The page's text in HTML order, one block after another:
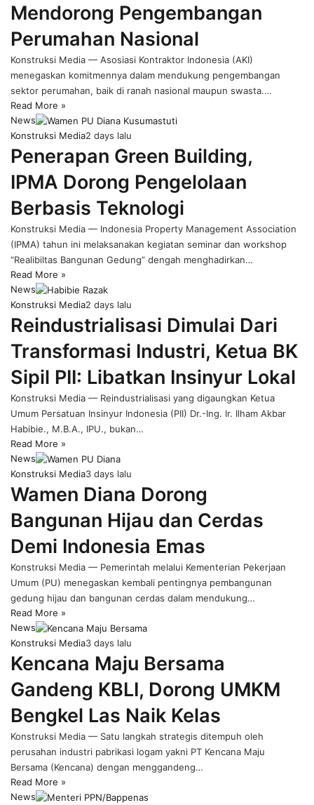
Mendorong Pengembangan
Perumahan Nasional
Konstruksi Media — Asosiasi Kontraktor Indonesia (AKI)
menegaskan komitmennya dalam mendukung pengembangan
sektor perumahan, baik di ranah nasional maupun swasta.…
Read More »
News
Konstruksi Media2 days lalu
Penerapan Green Building,
IPMA Dorong Pengelolaan
Berbasis Teknologi
Konstruksi Media — Indonesia Property Management Association
(IPMA) tahun ini melaksanakan kegiatan seminar dan workshop
“Realibiltas Bangunan Gedung” dengah menghadirkan…
Read More »
News
Konstruksi Media2 days lalu
Reindustrialisasi Dimulai Dari
Transformasi Industri, Ketua BK
Sipil PII: Libatkan Insinyur Lokal
Konstruksi Media — Reindustrialisasi yang digaungkan Ketua
Umum Persatuan Insinyur Indonesia (PII) Dr.-Ing. Ir. Ilham Akbar
Habibie., M.B.A., IPU., bukan…
Read More »
News
Konstruksi Media3 days lalu
Wamen Diana Dorong
Bangunan Hijau dan Cerdas
Demi Indonesia Emas
Konstruksi Media — Pemerintah melalui Kementerian Pekerjaan
Umum (PU) menegaskan kembali pentingnya pembangunan
gedung hijau dan bangunan cerdas dalam mendukung…
Read More »
News
Konstruksi Media3 days lalu
Kencana Maju Bersama
Gandeng KBLI, Dorong UMKM
Bengkel Las Naik Kelas
Konstruksi Media — Satu langkah strategis ditempuh oleh
perusahan industri pabrikasi logam yakni PT Kencana Maju
Bersama (Kencana) dengan menggandeng…
Read More »
News